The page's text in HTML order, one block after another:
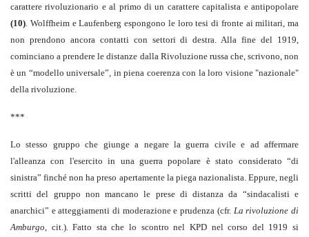
carattere rivoluzionario e al primo di un carattere capitalista e antipopolare
(10). Wolffheim e Laufenberg espongono le loro tesi di fronte ai militari, ma
non prendono ancora contatti con settori di destra. Alla fine del 1919,
cominciano a prendere le distanze dalla Rivoluzione russa che, scrivono, non
è un “modello universale”, in piena coerenza con la loro visione "nazionale"
della rivoluzione.
***
Lo stesso gruppo che giunge a negare la guerra civile e ad affermare
l'alleanza con l'esercito in una guerra popolare è stato considerato “di
sinistra” finché non ha preso apertamente la piega nazionalista. Eppure, negli
scritti del gruppo non mancano le prese di distanza da “sindacalisti e
anarchici” e atteggiamenti di moderazione e prudenza (cfr. La rivoluzione di
Amburgo, cit.). Fatto sta che lo scontro nel KPD nel corso del 1919 si